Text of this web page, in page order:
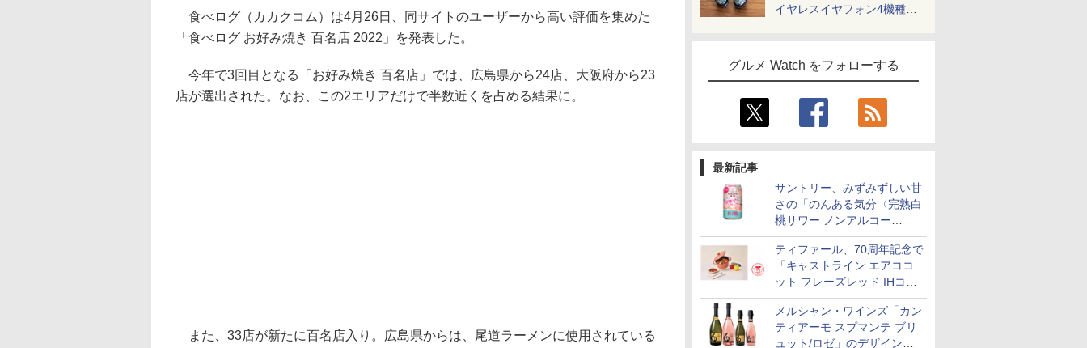
イヤレスイヤフォン4機種を
グルメ Watch をフォローする
最新記事
サントリー、みずみずしい甘
さの「のんある気分〈完熟白
桃サワー ノンアルコー
ル〉」限定発売
ティファール、70周年記念で
「キャストライン エアココ
ット フレーズレッド IHココ
ット鍋 24cm」数量限定発売
メルシャン・ワインズ「カン
ティアーモ スプマンテ ブリ
ュット/ロゼ」のデザインを
食べログ（カカクコム）は4月26日、同サイトのユーザーから高い評価を集めた
「食べログ お好み焼き 百名店 2022」を発表した。
今年で3回目となる「お好み焼き 百名店」では、広島県から24店、大阪府から23
店が選出された。なお、この2エリアだけで半数近くを占める結果に。
また、33店が新たに百名店入り。広島県からは、尾道ラーメンに使用されている